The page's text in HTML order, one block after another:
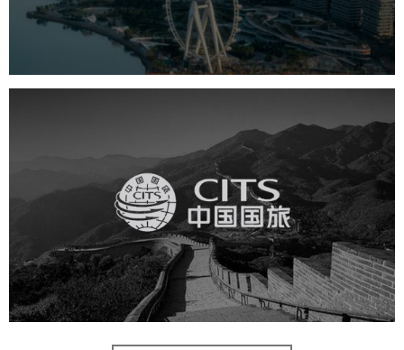
机构组织 国企 品牌官网 网站建设 网站设计
中国国旅
旅游休闲 电商网站 网站建设